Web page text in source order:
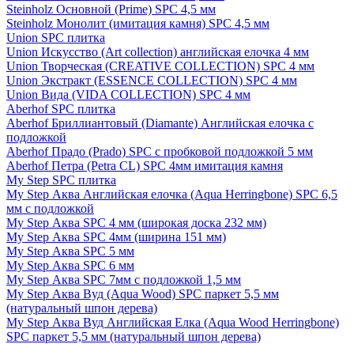
Steinholz Основной (Prime) SPC 4,5 мм
Steinholz Монолит (имитация камня) SPC 4,5 мм
Union SPC плитка
Union Искусство (Art collection) английская елочка 4 мм
Union Творческая (CREATIVE COLLECTION) SPC 4 мм
Union Экстракт (ESSENCE COLLECTION) SPC 4 мм
Union Вида (VIDA COLLECTION) SPC 4 мм
Aberhof SPC плитка
Aberhof Бриллиантовый (Diamante) Английская елочка с
подложкой
Aberhof Прадо (Prado) SPC с пробковой подложкой 5 мм
Aberhof Петра (Petra CL) SPC 4мм имитация камня
My Step SPC плитка
My Step Аква Английская елочка (Aqua Herringbone) SPC 6,5
мм с подложкой
My Step Аква SPC 4 мм (широкая доска 232 мм)
My Step Аква SPC 4мм (ширина 151 мм)
My Step Аква SPC 5 мм
My Step Аква SPC 6 мм
My Step Аква SPC 7мм c подложкой 1,5 мм
My Step Аква Вуд (Aqua Wood) SPC паркет 5,5 мм
(натуральный шпон дерева)
My Step Аква Вуд Английская Елка (Aqua Wood Herringbone)
SPC паркет 5,5 мм (натуральный шпон дерева)